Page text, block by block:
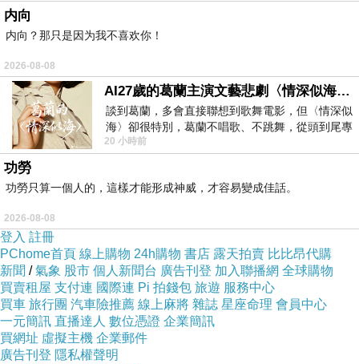
内向
内向？那只是因为我不喜欢你！
2026-08-08
AI27歲的葛蘭主演文藝悲劇〈情深似海〉 #戀上老電影 #葛蘭 #粟子
談到葛蘭，多會直接聯想到歌舞電影，但〈情深似
海〉卻很特別，葛蘭不唱歌、不跳舞，從頭到尾專
心演戲。拍攝期間，經常工作超過12個鐘
20 小時前
功勞
功勞只算一個人的，這樣才能形成神威，才容易變成佳話。
2026-08-08
登入 註冊
PChome首頁 線上購物 24h購物 書店 露天拍賣 比比昂代購
新聞 /氣象 股市 個人新聞台 廣告刊登 加入聯播網 全球購物
買賣租屋 支付連 國際連 Pi 拍錢包 旅遊 服務中心
買車 旅行團 汽車險推薦 線上麻將 雜誌 星座命理 會員中心
一元簡訊 直播達人 數位憑證 企業簡訊
買網址 虛擬主機 企業郵件
廣告刊登 隱私權聲明